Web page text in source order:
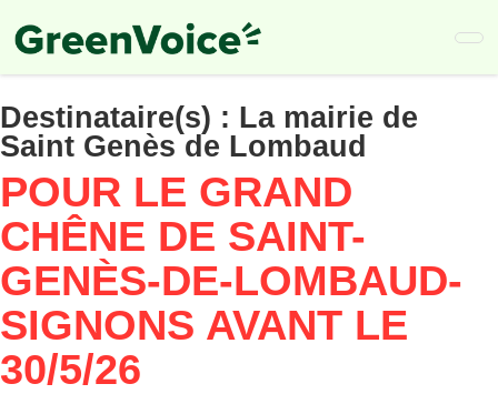
to
main
Destinataire(s) : La mairie de
Saint Genès de Lombaud
POUR LE GRAND
CHÊNE DE SAINT-
GENÈS-DE-LOMBAUD-
SIGNONS AVANT LE
30/5/26